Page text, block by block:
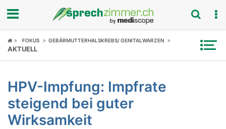
Fokus
Symptome
Untersuchungen
FOKUS GEBÄRMUTTERHALSKREBS/ GENITALWARZEN
AKTUELL
HPV-Impfung: Impfrate
steigend bei guter
Wirksamkeit